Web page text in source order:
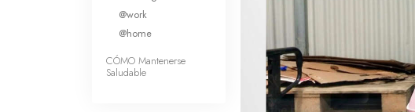
@work
@home
CÓMO Mantenerse
Saludable